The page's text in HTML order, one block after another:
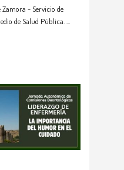
Zamora - Servicio de
de Salud Pública.